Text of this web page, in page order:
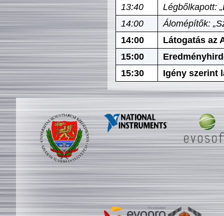
13:40
Légbőlkapott:
14:00
Álomépítők:
14:00
Látogatás az
15:00
15:30
Igény szerint